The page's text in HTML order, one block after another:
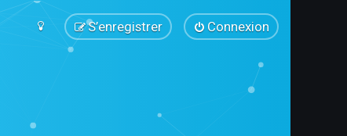
Connexion
S’enregistrer